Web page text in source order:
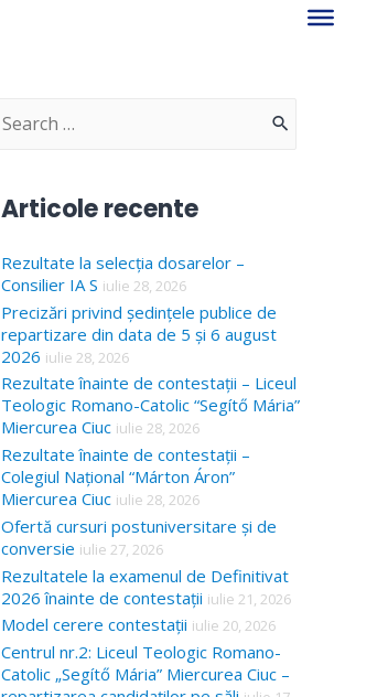
S
c
h
f
o
r
:
Articole recente
Rezultate la selecția dosarelor –
Consilier IA S iulie 28, 2026
Precizări privind ședințele publice de
repartizare din data de 5 și 6 august
2026 iulie 28, 2026
Rezultate înainte de contestații – Liceul
Teologic Romano-Catolic “Segítő Mária”
Miercurea Ciuc iulie 28, 2026
Rezultate înainte de contestații –
Colegiul Național “Márton Áron”
Miercurea Ciuc iulie 28, 2026
Ofertă cursuri postuniversitare și de
conversie iulie 27, 2026
Rezultatele la examenul de Definitivat
2026 înainte de contestații iulie 21, 2026
Model cerere contestații iulie 20, 2026
Centrul nr.2: Liceul Teologic Romano-
Catolic „Segítő Mária” Miercurea Ciuc –